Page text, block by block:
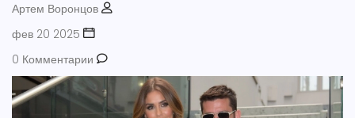
Артем Воронцов
фев 20 2025
0 Комментарии